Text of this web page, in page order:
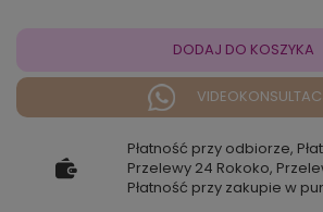
DODAJ DO KOSZYKA
Płatność przy odbiorze,
Przelewy 24 Rokoko,
Płatność przy zakupie w